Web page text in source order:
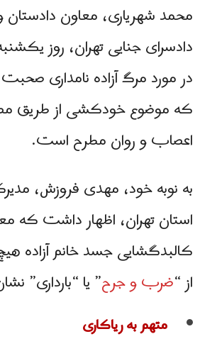
محمد شهریاری، معاون
دادسرای جنایی تهران، روز
در مورد مرگ آزاده نامداری
که موضوع خودکشی از طریق
اعصاب و روان مطرح است.
به نوبه خود، مهدی فروزش،
استان تهران، اظهار داشت که
کالبدگشایی جسد خانم آزاده
از “ضرب و جرح” یا “بارداری”
متهم به ریاکاری